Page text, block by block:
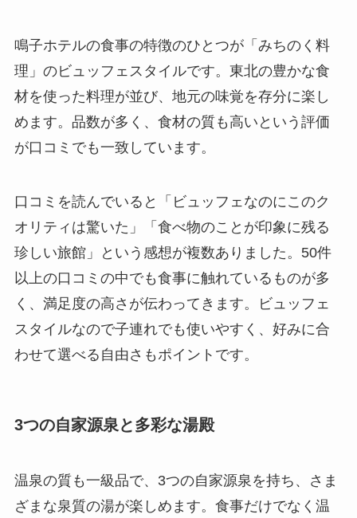
鳴子ホテルの食事の特徴のひとつが「みちのく料
理」のビュッフェスタイルです。東北の豊かな食
材を使った料理が並び、地元の味覚を存分に楽し
めます。品数が多く、食材の質も高いという評価
が口コミでも一致しています。
口コミを読んでいると「ビュッフェなのにこのク
オリティは驚いた」「食べ物のことが印象に残る
珍しい旅館」という感想が複数ありました。50件
以上の口コミの中でも食事に触れているものが多
く、満足度の高さが伝わってきます。ビュッフェ
スタイルなので子連れでも使いやすく、好みに合
わせて選べる自由さもポイントです。
3つの自家源泉と多彩な湯殿
温泉の質も一級品で、3つの自家源泉を持ち、さま
ざまな泉質の湯が楽しめます。食事だけでなく温